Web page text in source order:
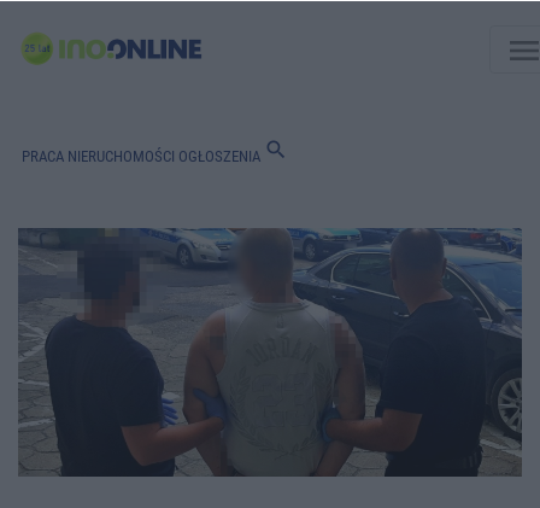
PRACA NIERUCHOMOŚCI OGŁOSZENIA search